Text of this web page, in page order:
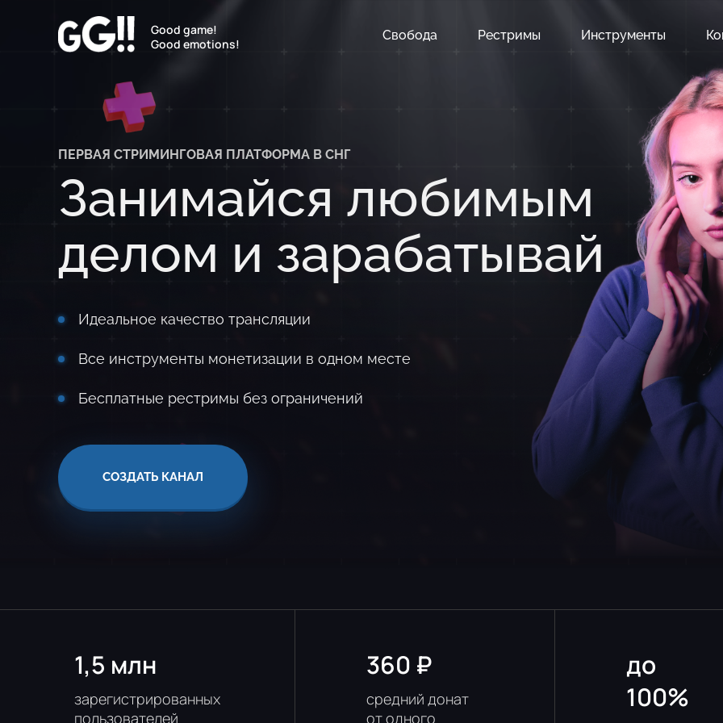
Good game!
Good emotions!
Свобода Рестримы Инструменты
ПЕРВАЯ СТРИМИНГОВАЯ ПЛАТФОРМА В СНГ
Занимайся любимым
делом и зарабатывай
Идеальное качество трансляции
Все инструменты монетизации в одном месте
Бесплатные рестримы без ограничений
СОЗДАТЬ КАНАЛ
1,5 млн
зарегистрированных
пользователей
360 ₽
средний донат
от одного
до
100%